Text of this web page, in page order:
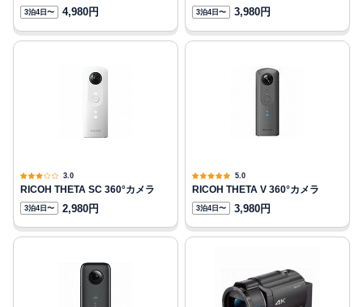
3泊4日〜 4,980円 3泊4日〜 3,980円
3.0
RICOH THETA SC 360°カメラ
3泊4日〜 2,980円
5.0
RICOH THETA V 360°カメラ
3泊4日〜 3,980円